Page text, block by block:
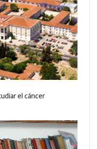
el cáncer